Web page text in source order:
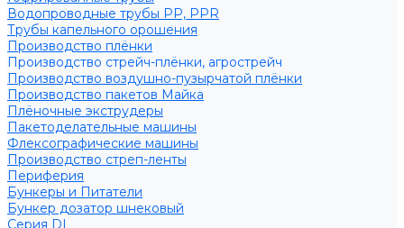
Водопроводные трубы PP, PPR
Трубы капельного орошения
Производство плёнки
Производство стрейч-плёнки, агрострейч
Производство воздушно-пузырчатой плёнки
Производство пакетов Майка
Плёночные экструдеры
Пакетоделательные машины
Флексографические машины
Производство стреп-ленты
Периферия
Бункеры и Питатели
Бункер дозатор шнековый
Серия DL